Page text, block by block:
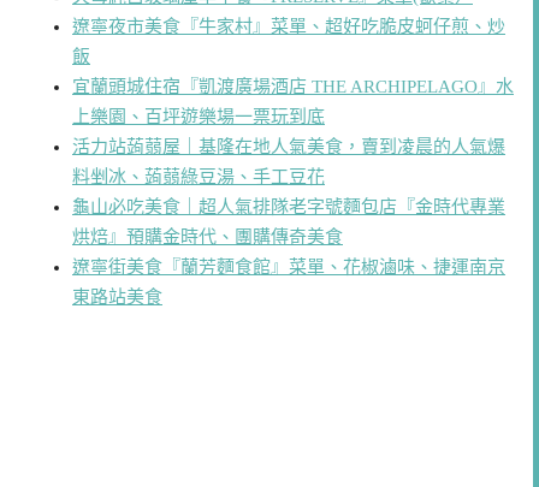
遼寧夜市美食『牛家村』菜單、超好吃脆皮蚵仔煎、炒
飯
宜蘭頭城住宿『凱渡廣場酒店 THE ARCHIPELAGO』水
上樂園、百坪遊樂場一票玩到底
活力站蒟蒻屋｜基隆在地人氣美食，賣到凌晨的人氣爆
料剉冰、蒟蒻綠豆湯、手工豆花
龜山必吃美食｜超人氣排隊老字號麵包店『金時代專業
烘焙』預購金時代、團購傳奇美食
遼寧街美食『蘭芳麵食館』菜單、花椒滷味、捷運南京
東路站美食